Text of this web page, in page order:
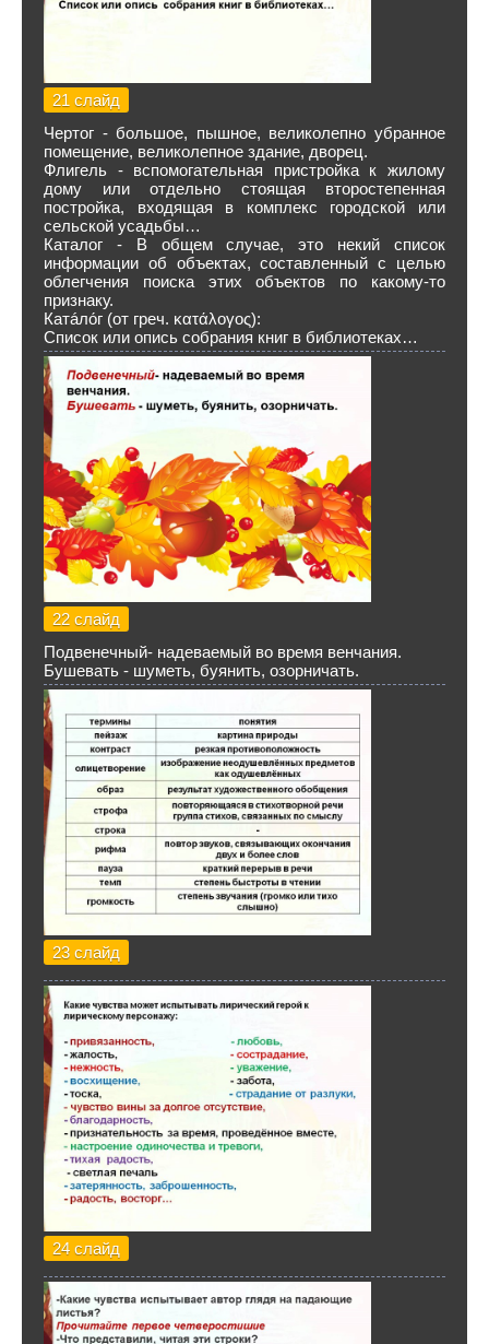
21 слайд
Чертог - большое, пышное, великолепно убранное
помещение, великолепное здание, дворец.
Флигель - вспомогательная пристройка к жилому
дому или отдельно стоящая второстепенная
постройка, входящая в комплекс городской или
сельской усадьбы…
Каталог - В общем случае, это некий список
информации об объектах, составленный с целью
облегчения поиска этих объектов по какому-то
признаку.
Катáло́г (от греч. κατάλογος):
Список или опись собрания книг в библиотеках…
22 слайд
Подвенечный- надеваемый во время венчания.
Бушевать - шуметь, буянить, озорничать.
23 слайд
24 слайд